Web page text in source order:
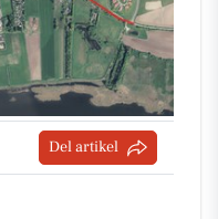
Del artikel